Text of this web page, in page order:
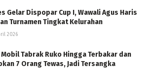
Gelar Dispopar Cup I, Wawali Agus Haris
Turnamen Tingkat Kelurahan
2026
Tabrak Ruko Hingga Terbakar dan
7 Orang Tewas, Jadi Tersangka